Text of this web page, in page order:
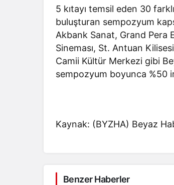
5 kıtayı temsil eden 30
buluşturan sempozyum
Akbank Sanat, Grand Pera
Sineması, St. Antuan
Camii Kültür Merkezi gibi
sempozyum boyunca %50
Kaynak: (BYZHA) Beyaz
Benzer Haberler